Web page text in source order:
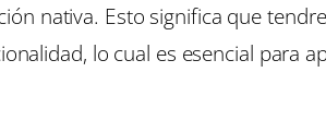
nativa. Esto significa que
lo cual es esencial para